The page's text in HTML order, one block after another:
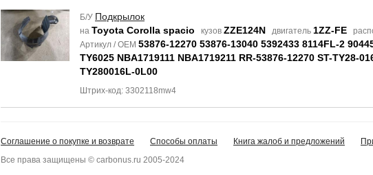
Б/У Подкрылок
на Toyota Corolla spacio кузов ZZE124N двигатель 1ZZ-FE
Артикул / OEM 53876-12270 53876-13040 5392433 8114FL-2
TY6025 NBA1719111 NBA1719211 RR-53876-12270 ST-TY28-
TY280016L-0L00
Штрих-код: 3302118mw4
Соглашение о покупке и возврате Способы оплаты Книга жалоб и предложений
Все права защищены © carbonus.ru 2005-2024